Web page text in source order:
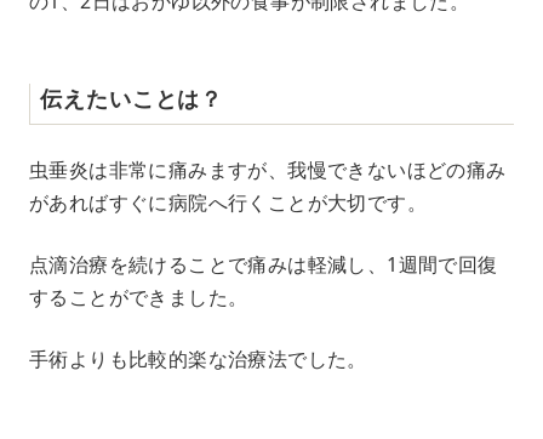
伝えたいことは？
虫垂炎は非常に痛みますが、我慢できないほどの痛み
があればすぐに病院へ行くことが大切です。
点滴治療を続けることで痛みは軽減し、1週間で回復
することができました。
手術よりも比較的楽な治療法でした。